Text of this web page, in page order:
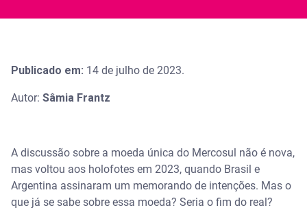
Publicado em: 14 de julho de 2023.
Autor: Sâmia Frantz
A discussão sobre a moeda única do Mercosul não é nova,
mas voltou aos holofotes em 2023, quando Brasil e
Argentina assinaram um memorando de intenções. Mas o
que já se sabe sobre essa moeda? Seria o fim do real?